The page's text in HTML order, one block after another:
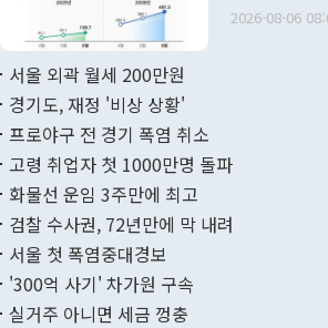
다. [정동영 통일부 장관이 지난달 23일 오후 서울 종로구 정부서울청사에
무너졌다고
함께 4자 대
료=한국은행] 한국은행이 6일 발표한 '2026년 6월 국제수지(잠정)'
며 월간 기
196.9% 급
수출은
2026-08-06
서울 외곽 월세 200만원
경기도, 재정 '비상 상황'
프로야구 전 경기 폭염 취소
고령 취업자 첫 1000만명 돌파
화물선 운임 3주만에 최고
검찰 수사권, 72년만에 막 내려
서울 첫 폭염중대경보
'300억 사기' 차가원 구속
실거주 아니면 세금 껑충